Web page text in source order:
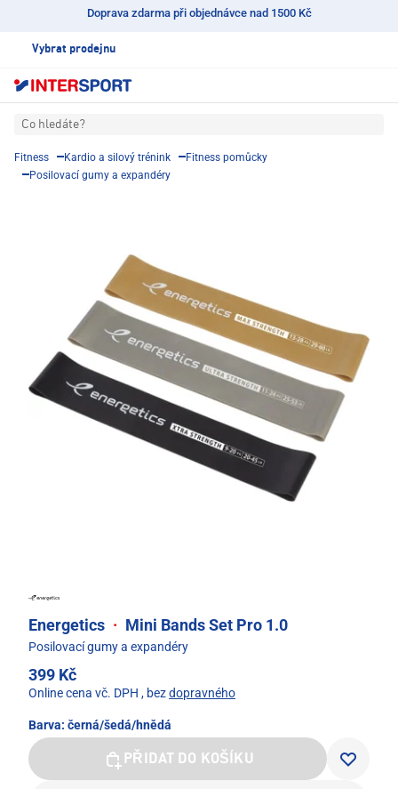
Doprava zdarma při objednávce nad 1500 Kč
Vybrat prodejnu
Co hledáte?
Fitness Kardio a silový trénink
Fitness pomůcky
Posilovací gumy a expandéry
Energetics · Mini Bands Set Pro 1.0
Posilovací gumy a expandéry
399 Kč
Online cena vč. DPH , bezdopravného
Barva: černá/šedá/hnědá
PŘIDAT DO KOŠÍKU